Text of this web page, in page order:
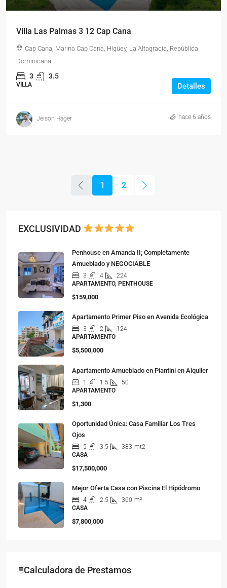
Villa Las Palmas 3 12 Cap Cana
Cap Cana, Marina Cap Cana, Higüey, La Altagracia, República
Dominicana
3 3.5
VILLA Detalles
Jeison Hager hace 6 años
1 2
EXCLUSIVIDAD
Penhouse en Amanda II; Completamente
Amueblado y NEGOCIABLE
3 4
224
APARTAMENTO, PENTHOUSE
$159,000
Apartamento Primer Piso en Avenida Ecológica
3 2
124
APARTAMENTO
$5,500,000
Apartamento Amueblado en Piantini en Alquiler
1 1.5
50
APARTAMENTO
$1,300
Oportunidad Única: Casa Familiar Los Tres
Ojos
5 3.5 383 mt2
CASA
$17,500,000
Mejor Oferta Casa con Piscina El Hipódromo
4 2.5 360 m²
CASA
$7,800,000
🖩Calculadora de Prestamos